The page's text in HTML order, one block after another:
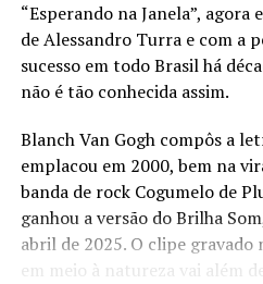
“Esperando na Janela”,
de Alessandro Turra e com a
sucesso em todo Brasil há
não é tão conhecida assim.
Blanch Van Gogh compôs a
emplacou em 2000, bem na
banda de rock Cogumelo de
ganhou a versão do Brilha
abril de 2025. O clipe gravado
em meio à natureza vai além